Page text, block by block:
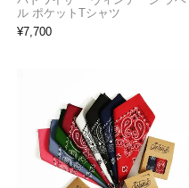
ル ポケットTシャツ
¥7,700